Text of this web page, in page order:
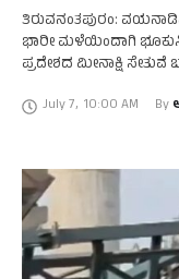
ತಿರುವನಂತಪುರಂ:
ಭಾರೀ ಮಳೆಯಿಂದಾಗಿ
ಪ್ರದೇಶದ ಮೀನಾಕ್ಷಿ
ಅವಶೇಷಗಳಡಿ
July 7, 10:00 AM By